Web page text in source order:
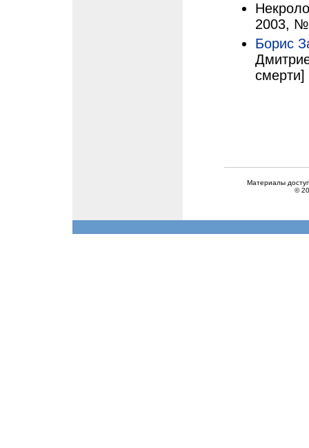
2003,
Борис